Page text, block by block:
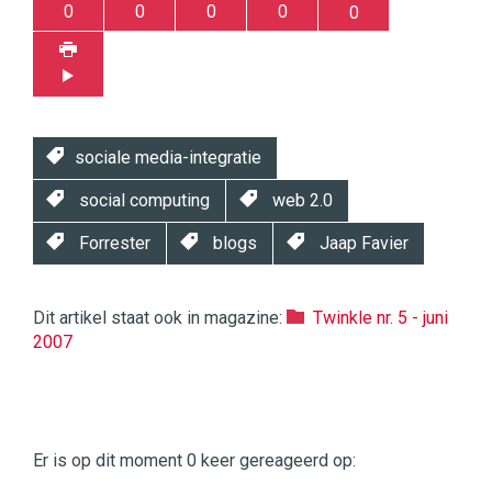
0 0 0 0 0
sociale media-integratie
social computing web 2.0
Forrester blogs Jaap Favier
Dit artikel staat ook in magazine:
Twinkle nr. 5 - juni
2007
|
Digital
Er is op dit moment 0 keer gereageerd op: